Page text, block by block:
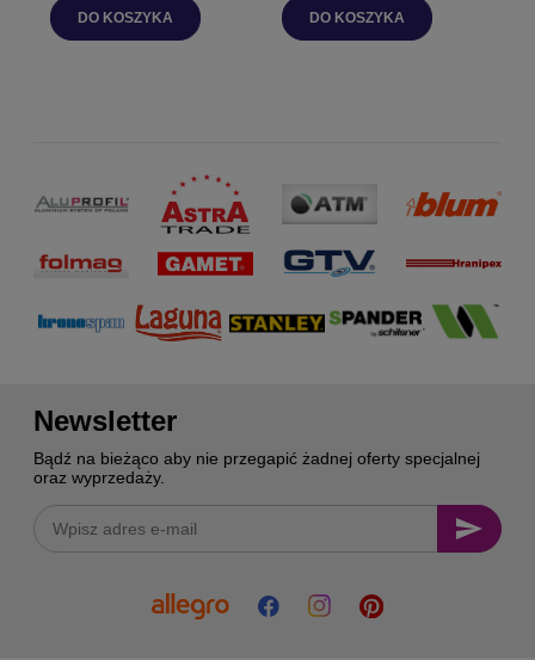
DO KOSZYKA DO KOSZYKA
Newsletter
Bądź na bieżąco aby nie przegapić żadnej oferty specjalnej
oraz wyprzedaży.